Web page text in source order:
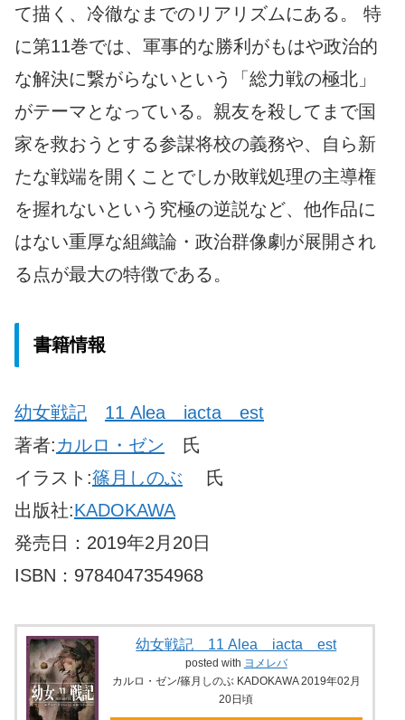
て描く、冷徹なまでのリアリズムにある。 特
に第11巻では、軍事的な勝利がもはや政治的
な解決に繋がらないという「総力戦の極北」
がテーマとなっている。親友を殺してまで国
家を救おうとする参謀将校の義務や、自ら新
たな戦端を開くことでしか敗戦処理の主導権
を握れないという究極の逆説など、他作品に
はない重厚な組織論・政治群像劇が展開され
る点が最大の特徴である。
書籍情報
幼女戦記
11 Alea iacta est
著者:カルロ・ゼン 氏
イラスト:篠月しのぶ 氏
出版社:KADOKAWA
発売日：2019年2月20日
ISBN：9784047354968
幼女戦記 11 Alea iacta est
posted with ヨメレバ
カルロ・ゼン/篠月しのぶ KADOKAWA 2019年02月
20日頃